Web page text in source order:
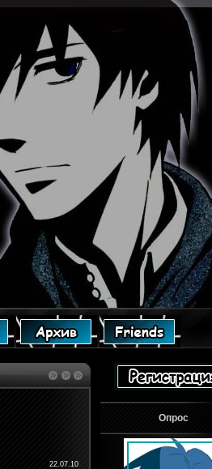
22.07.10
Опрос